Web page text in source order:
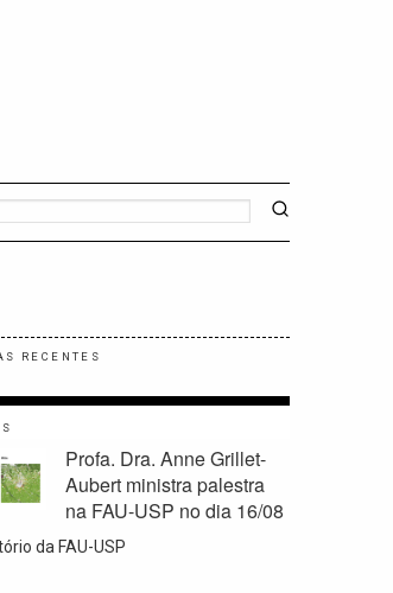
RECENTES
Profa. Dra. Anne Grillet-
Aubert ministra palestra
na FAU-USP no dia 16/08
da FAU-USP